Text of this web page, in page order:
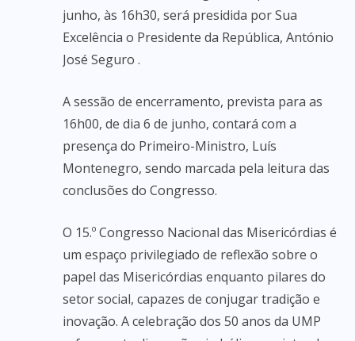
junho, às 16h30, será presidida por Sua
Excelência o Presidente da República, António
José Seguro .
A sessão de encerramento, prevista para as
16h00, de dia 6 de junho, contará com a
presença do Primeiro-Ministro, Luís
Montenegro, sendo marcada pela leitura das
conclusões do Congresso.
O 15.º Congresso Nacional das Misericórdias é
um espaço privilegiado de reflexão sobre o
papel das Misericórdias enquanto pilares do
setor social, capazes de conjugar tradição e
inovação. A celebração dos 50 anos da UMP